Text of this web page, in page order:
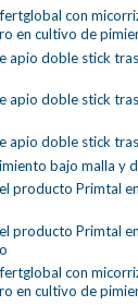
con
en cultivo de
apio doble stick
apio doble stick
apio doble stick
bajo malla y
producto Primtal
producto Primtal
con
en cultivo de